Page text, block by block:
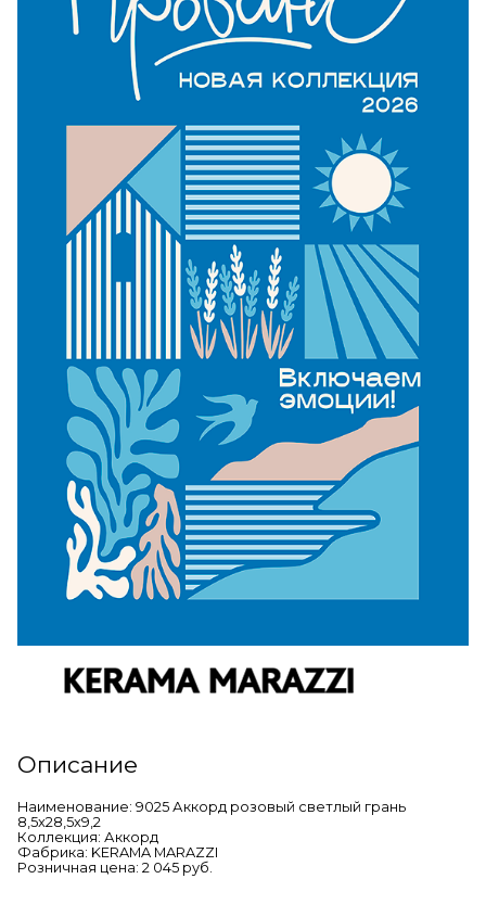
Описание
Наименование: 9025 Аккорд розовый светлый грань
8,5x28,5x9,2
Коллекция: Аккорд
Фабрика: KERAMA MARAZZI
Розничная цена: 2 045 руб.